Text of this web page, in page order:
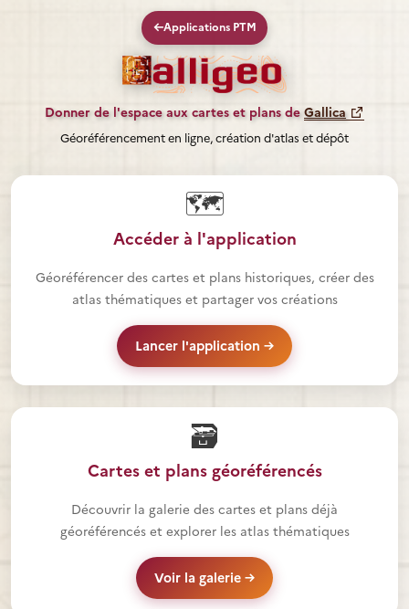
←Applications PTM
Donner de l'espace aux cartes et plans deGallica
Géoréférencement en ligne, création d'atlas et dépôt
🗺️
Accéder à l'application
Géoréférencer des cartes et plans historiques, créer des
atlas thématiques et partager vos créations
Lancer l'application →
🗃️
Cartes et plans géoréférencés
Découvrir la galerie des cartes et plans déjà
géoréférencés et explorer les atlas thématiques
Voir la galerie →